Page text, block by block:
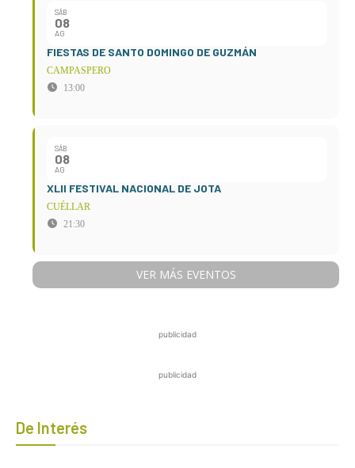
SÁB
08
AG
FIESTAS DE SANTO DOMINGO DE GUZMÁN
CAMPASPERO
13:00
SÁB
08
AG
XLII FESTIVAL NACIONAL DE JOTA
CUÉLLAR
21:30
VER MÁS EVENTOS
publicidad
publicidad
De Interés